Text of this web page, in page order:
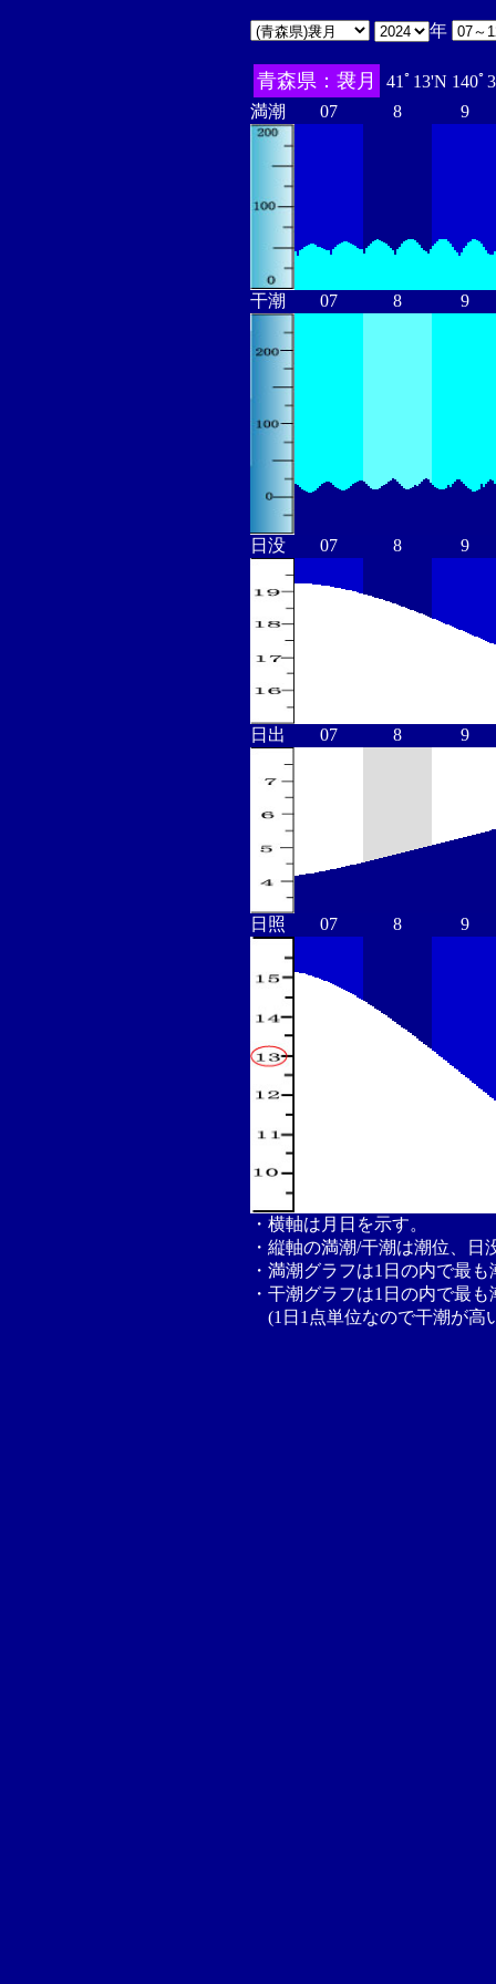
年
青森県：袰月
41ﾟ13'N 140ﾟ
満潮
07 8 9
干潮 07 8 9
日没 07 8 9
日出 07 8 9
日照 07 8 9
・横軸は月日を示す。
・縦軸の満潮/干潮は潮位、
・満潮グラフは1日の内で最
・干潮グラフは1日の内で最
(1日1点単位なので干潮が高